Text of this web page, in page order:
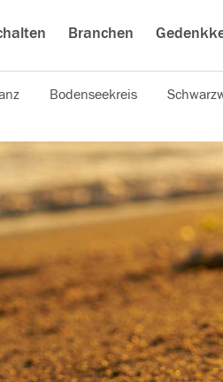
Branchen
Bodenseekreis